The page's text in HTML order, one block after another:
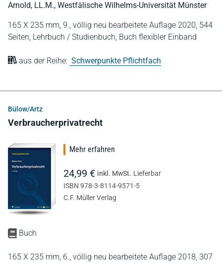
Arnold, LL.M., Westfälische Wilhelms-Universität Münster
165 X 235 mm, 9., völlig neu bearbeitete Auflage 2020, 544
Seiten, Lehrbuch / Studienbuch, Buch flexibler Einband
aus der Reihe: Schwerpunkte Pflichtfach
Bülow/Artz
Verbraucherprivatrecht
Buch
165 X 235 mm, 6., völlig neu bearbeitete Auflage 2018, 307
Mehr erfahren
24,99 € inkl. MwSt. Lieferbar
ISBN 978-3-8114-9571-5
C.F. Müller Verlag